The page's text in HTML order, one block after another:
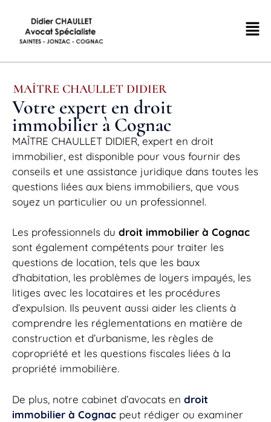
MAÎTRE CHAULLET DIDIER
Votre expert en droit
immobilier à Cognac
MAÎTRE CHAULLET DIDIER, expert en droit
immobilier, est disponible pour vous fournir des
conseils et une assistance juridique dans toutes les
questions liées aux biens immobiliers, que vous
soyez un particulier ou un professionnel.
Les professionnels du droit immobilier à Cognac
sont également compétents pour traiter les
questions de location, tels que les baux
d’habitation, les problèmes de loyers impayés, les
litiges avec les locataires et les procédures
d’expulsion. Ils peuvent aussi aider les clients à
comprendre les réglementations en matière de
construction et d’urbanisme, les règles de
copropriété et les questions fiscales liées à la
propriété immobilière.
De plus, notre cabinet d’avocats en droit
immobilier à Cognac peut rédiger ou examiner